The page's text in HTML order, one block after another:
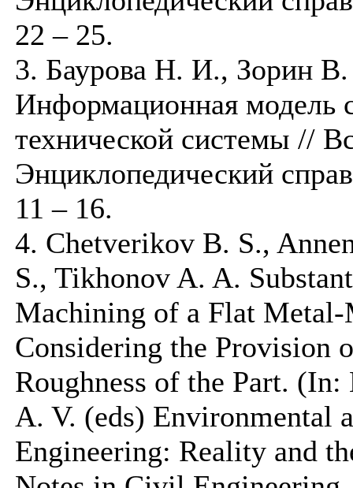
22 – 25.
3. Баурова Н. И., Зорин
Информационная модель
технической системы //
Энциклопедический
11 – 16.
4. Chetverikov B. S.,
S., Tikhonov A. A.
Machining of a Flat
Considering the Provision
Roughness of the Part.
A. V. (eds) Environmental
Engineering: Reality and